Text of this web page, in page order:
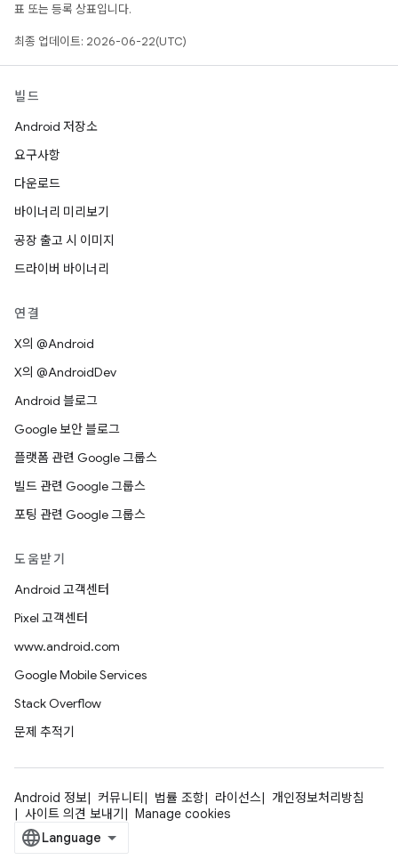
표 또는 등록 상표입니다.
최종 업데이트: 2026-06-22(UTC)
빌드
Android 저장소
요구사항
다운로드
바이너리 미리보기
공장 출고 시 이미지
드라이버 바이너리
연결
X의 @Android
X의 @AndroidDev
Android 블로그
Google 보안 블로그
플랫폼 관련 Google 그룹스
빌드 관련 Google 그룹스
포팅 관련 Google 그룹스
도움받기
Android 고객센터
Pixel 고객센터
www.android.com
Google Mobile Services
Stack Overflow
문제 추적기
Android 정보 커뮤니티 법률 조항 라이선스
개인정보처리방침
사이트 의견 보내기
Manage cookies